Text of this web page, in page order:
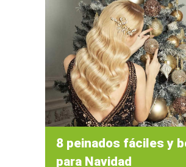
8 peinados fáciles y
para Navidad